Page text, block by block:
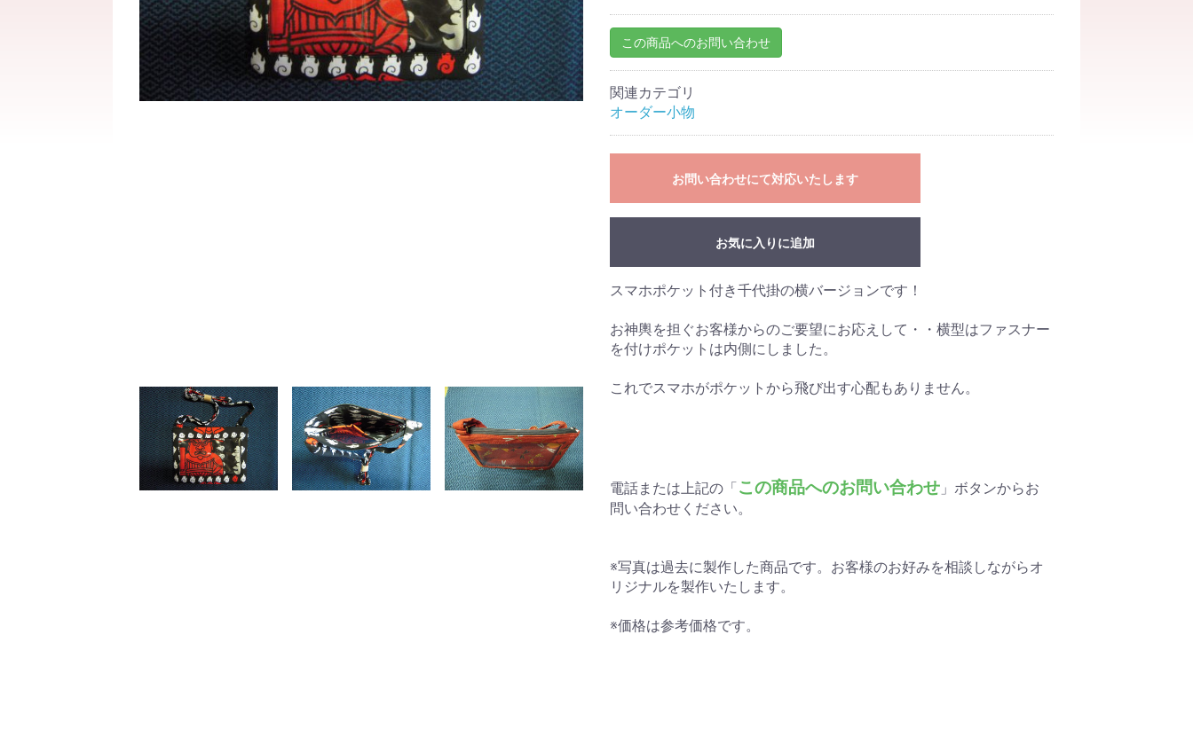
この商品へのお問い合わせ
関連カテゴリ
オーダー小物
お問い合わせにて対応いたします
カートへ進む
お気に入りに追加
スマホポケット付き千代掛の横バージョンです！
お神輿を担ぐお客様からのご要望にお応えして・・横型はファスナー
を付けポケットは内側にしました。
これでスマホがポケットから飛び出す心配もありません。
電話または上記の「この商品へのお問い合わせ 」ボタンからお
問い合わせください。
※写真は過去に製作した商品です。お客様のお好みを相談しながらオ
リジナルを製作いたします。
※価格は参考価格です。